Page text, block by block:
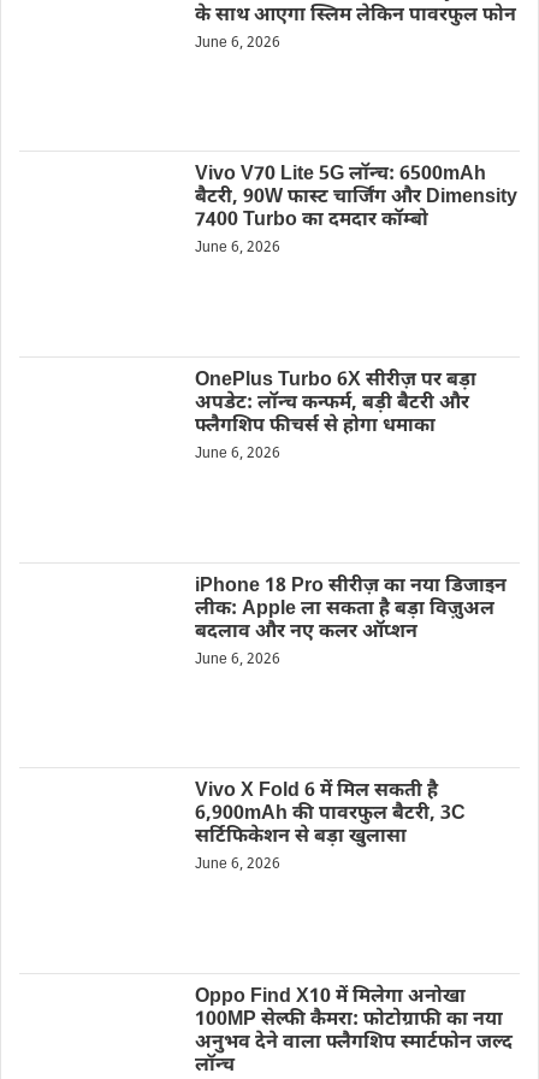
के साथ आएगा स्लिम लेकिन पावरफुल फोन
June 6, 2026
Vivo V70 Lite 5G लॉन्च: 6500mAh
बैटरी, 90W फास्ट चार्जिंग और Dimensity
7400 Turbo का दमदार कॉम्बो
June 6, 2026
OnePlus Turbo 6X सीरीज़ पर बड़ा
अपडेट: लॉन्च कन्फर्म, बड़ी बैटरी और
फ्लैगशिप फीचर्स से होगा धमाका
June 6, 2026
iPhone 18 Pro सीरीज़ का नया डिजाइन
लीक: Apple ला सकता है बड़ा विज़ुअल
बदलाव और नए कलर ऑप्शन
June 6, 2026
Vivo X Fold 6 में मिल सकती है
6,900mAh की पावरफुल बैटरी, 3C
सर्टिफिकेशन से बड़ा खुलासा
June 6, 2026
Oppo Find X10 में मिलेगा अनोखा
100MP सेल्फी कैमरा: फोटोग्राफी का नया
अनुभव देने वाला फ्लैगशिप स्मार्टफोन जल्द
लॉन्च